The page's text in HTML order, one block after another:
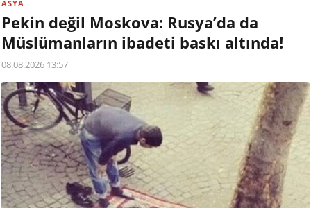
ASYA
Pekin değil Moskova: Rusya’da da
Müslümanların ibadeti baskı altında!
08.08.2026 13:57